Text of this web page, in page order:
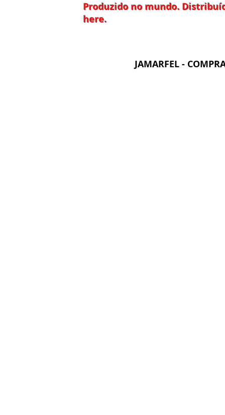
Produzido no mundo.
here.
JAMARFEL -